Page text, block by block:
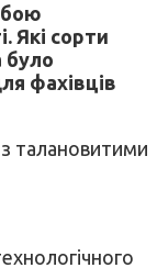
Які сорти
було
фахівців
з талановитими